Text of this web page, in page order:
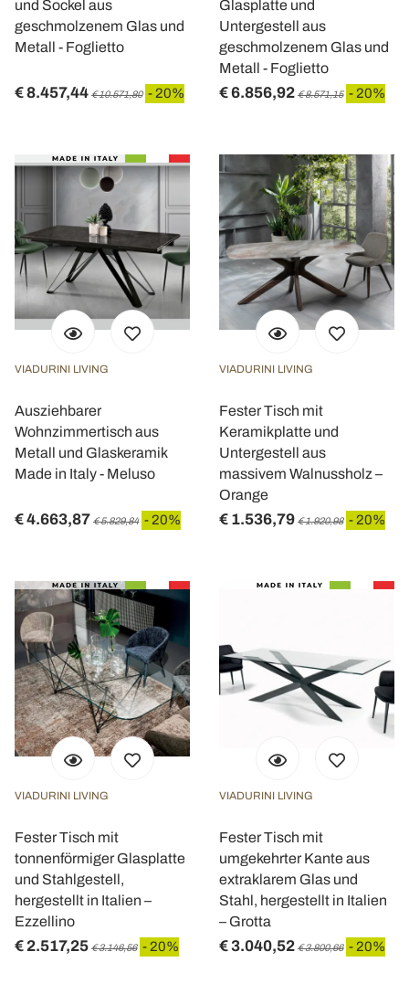
und Sockel aus
geschmolzenem Glas und
Metall - Foglietto
€ 8.457,44 € 10.571,80 - 20%
Glasplatte und
Untergestell aus
geschmolzenem Glas und
Metall - Foglietto
€ 6.856,92 € 8.571,15 - 20%
VIADURINI LIVING
Ausziehbarer
Wohnzimmertisch aus
Metall und Glaskeramik
Made in Italy - Meluso
€ 4.663,87 € 5.829,84 - 20%
VIADURINI LIVING
Fester Tisch mit
Keramikplatte und
Untergestell aus
massivem Walnussholz –
Orange
€ 1.536,79 € 1.920,98 - 20%
VIADURINI LIVING
Fester Tisch mit
tonnenförmiger Glasplatte
und Stahlgestell,
hergestellt in Italien –
Ezzellino
€ 2.517,25 € 3.146,56 - 20%
VIADURINI LIVING
Fester Tisch mit
umgekehrter Kante aus
extraklarem Glas und
Stahl, hergestellt in Italien
– Grotta
€ 3.040,52 € 3.800,66 - 20%